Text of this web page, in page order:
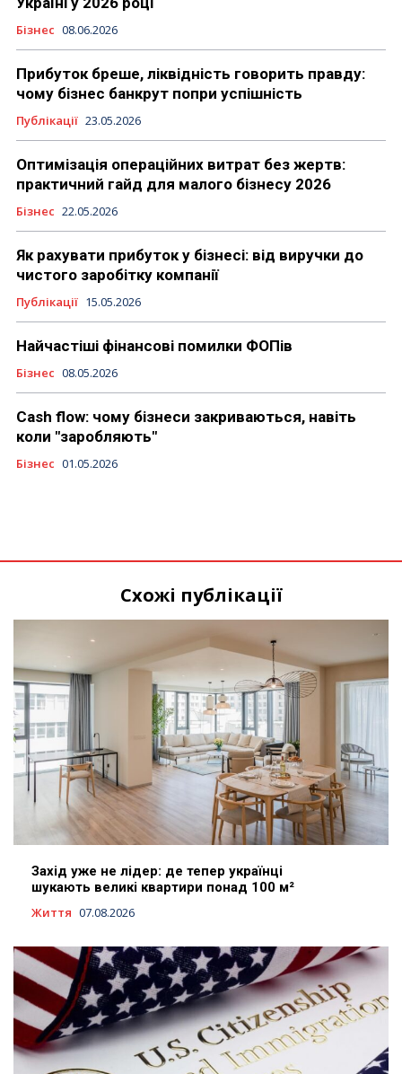
Бізнес 08.06.2026
Прибуток бреше, ліквідність говорить правду:
чому бізнес банкрут попри успішність
Публікації 23.05.2026
Оптимізація операційних витрат без жертв:
практичний гайд для малого бізнесу 2026
Бізнес 22.05.2026
Як рахувати прибуток у бізнесі: від виручки до
чистого заробітку компанії
Публікації 15.05.2026
Найчастіші фінансові помилки ФОПів
Бізнес 08.05.2026
Cash flow: чому бізнеси закриваються, навіть
коли "заробляють"
Бізнес 01.05.2026
Схожі публікації
Захід уже не лідер: де тепер українці
шукають великі квартири понад 100 м²
Життя 07.08.2026